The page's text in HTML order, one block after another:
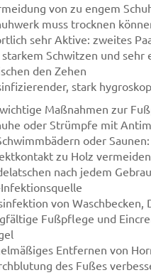
von zu engem
muss trocknen
sehr Aktive: zweites
starkem Schwitzen und
den Zehen
stark
Maßnahmen zur
oder Strümpfe mit
oder
zu Holz vermeiden
nach jedem
Infektionsquelle
von Waschbecken,
Fußpflege und
Entfernen von
des Fußes